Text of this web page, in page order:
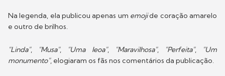
Na legenda, ela publicou apenas um emojide coração amarelo
e outro de brilhos.
"Linda", "Musa", "Uma leoa", "Maravilhosa", "Perfeita","Um
monumento", elogiaram os fãs nos comentários da publicação.